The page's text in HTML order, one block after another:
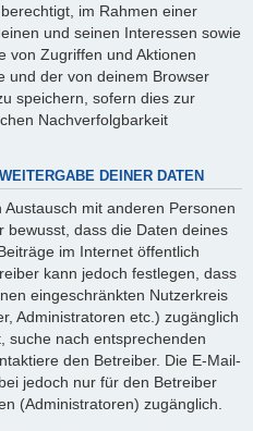
im Rahmen einer
und seinen Interessen sowie
von Zugriffen und Aktionen
und der von deinem Browser
speichern, sofern dies zur
Nachverfolgbarkeit
DEINER DATEN
mit anderen Personen
bewusst, dass die Daten deines
im Internet öffentlich
kann jedoch festlegen, dass
eingeschränkten Nutzerkreis
Administratoren etc.) zugänglich
suche nach entsprechenden
den Betreiber. Die E-Mail-
jedoch nur für den Betreiber
(Administratoren) zugänglich.